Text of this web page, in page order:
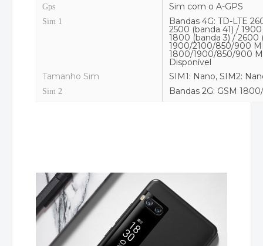
Gps Sim com o A-GPS
Sim 1 Bandas 4G: TD-LTE
2500 (banda 41) /
1800 (banda 3) / 2600
1900/2100/850/900
1800/1900/850/900
Disponível
Tamanho Sim
SIM1: Nano, SIM2:
Sim 2 Bandas 2G: GSM